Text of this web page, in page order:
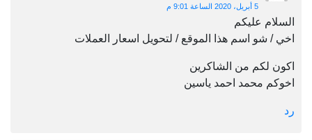
5 أبريل، 2020 الساعة 9:01 م
السلام عليكم
اخي / شو اسم هذا الموقع / لتحويل اسعار العملات
اكون لكم من الشاكرين
اخوكم محمد احمد ياسين
رد